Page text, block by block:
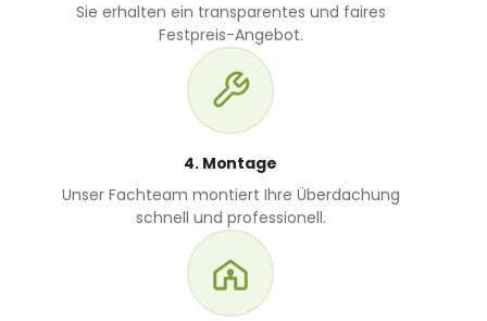
Sie erhalten ein transparentes und faires
Festpreis-Angebot.
4. Montage
Unser Fachteam montiert Ihre Überdachung
schnell und professionell.